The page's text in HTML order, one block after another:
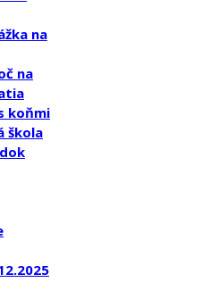
na
na
koňmi
škola